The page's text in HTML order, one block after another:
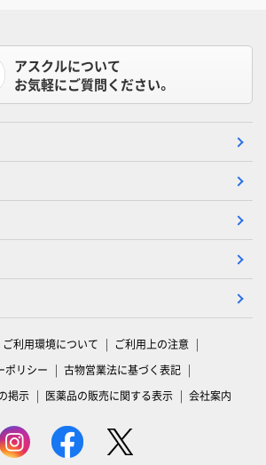
アスクルについて
お気軽にご質問ください。
ご利用環境について
ご利用上の注意
ポリシー
古物営業法に基づく表記
掲示
医薬品の販売に関する表示 会社案内